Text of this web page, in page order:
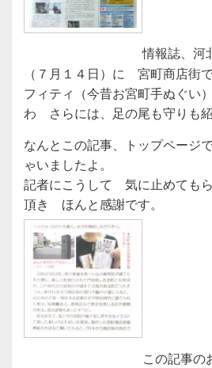
情報誌、河
（７月１４日）に 宮町商店街
フィティ（今昔お宮町手ぬぐい
わ さらには、足の尾も守りも紹
なんとこの記事、トップページ
ゃいましたよ。
記者にこうして 気に止めても
頂き ほんと感謝です。
この記事